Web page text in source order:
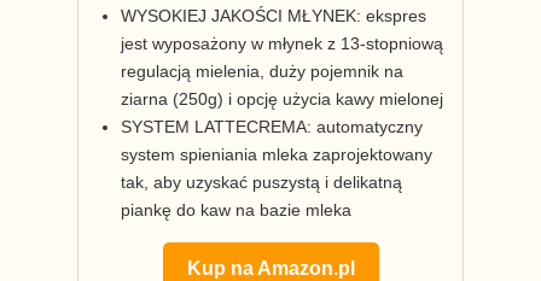
WYSOKIEJ JAKOŚCI MŁYNEK: ekspres
jest wyposażony w młynek z 13-stopniową
regulacją mielenia, duży pojemnik na
ziarna (250g) i opcję użycia kawy mielonej
SYSTEM LATTECREMA: automatyczny
system spieniania mleka zaprojektowany
tak, aby uzyskać puszystą i delikatną
piankę do kaw na bazie mleka
Kup na Amazon.pl